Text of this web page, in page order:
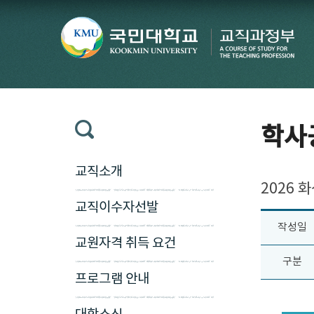
교직소개
교직이수자선발
교원자격 취득 요건
프로그램 안내
학사
2026 화
작성일
구분